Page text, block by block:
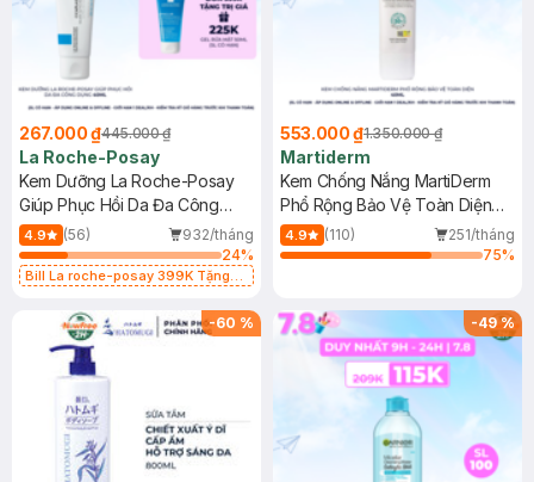
267.000 ₫445.000 ₫
La Roche-Posay
Kem Dưỡng La Roche-Posay
Giúp Phục Hồi Da Đa Công
Dụng 40ml
4.9 (56)
932/tháng
24%
Bill La roche-posay 399K Tặng
(SL có hạn)
553.000 ₫1.350.000 ₫
Martiderm
Kem Chống Nắng MartiDerm
Phổ Rộng Bảo Vệ Toàn Diện
40ml
4.9 (110)
251/tháng
75%
-60 % -49%